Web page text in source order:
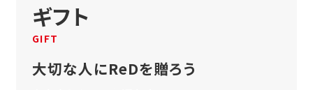
ギフト
GIFT
大切な人にReDを贈ろう